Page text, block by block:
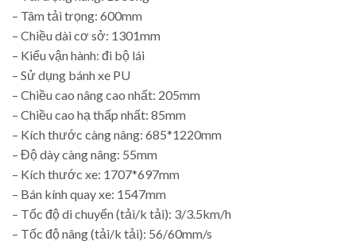
– Tâm tải trọng: 600mm
– Chiều dài cơ sở: 1301mm
– Kiểu vận hành: đi bộ lái
– Sử dụng bánh xe PU
– Chiều cao nâng cao nhất: 205mm
– Chiều cao hạ thấp nhất: 85mm
– Kích thước càng nâng: 685*1220mm
– Độ dày càng nâng: 55mm
– Kích thước xe: 1707*697mm
– Bán kính quay xe: 1547mm
– Tốc độ di chuyển (tải/k tải): 3/3.5km/h
– Tốc độ nâng (tải/k tải): 56/60mm/s